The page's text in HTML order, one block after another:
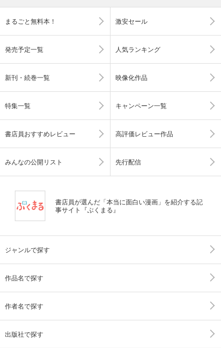
まるごと無料本！ 激安セール
発売予定一覧 人気ランキング
新刊・続巻一覧 映像化作品
特集一覧 キャンペーン一覧
書店員おすすめレビュー 高評価レビュー作品
みんなの公開リスト 先行配信
書店員が選んだ「本当に面白い漫画」を紹介する記
事サイト『ぶくまる』
ジャンルで探す
作品名で探す
作者名で探す
出版社で探す